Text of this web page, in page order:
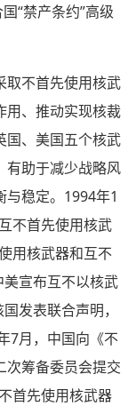
“禁产条约”高级
取不首先使用核武
用、推动实现核裁
国、美国五个核武
有助于减少战略风
与稳定。1994年1
不首先使用核武
用核武器和互不
宣布互不以核武
发表联合声明，
7月，中国向《不
次筹备委员会提交
首先使用核武器